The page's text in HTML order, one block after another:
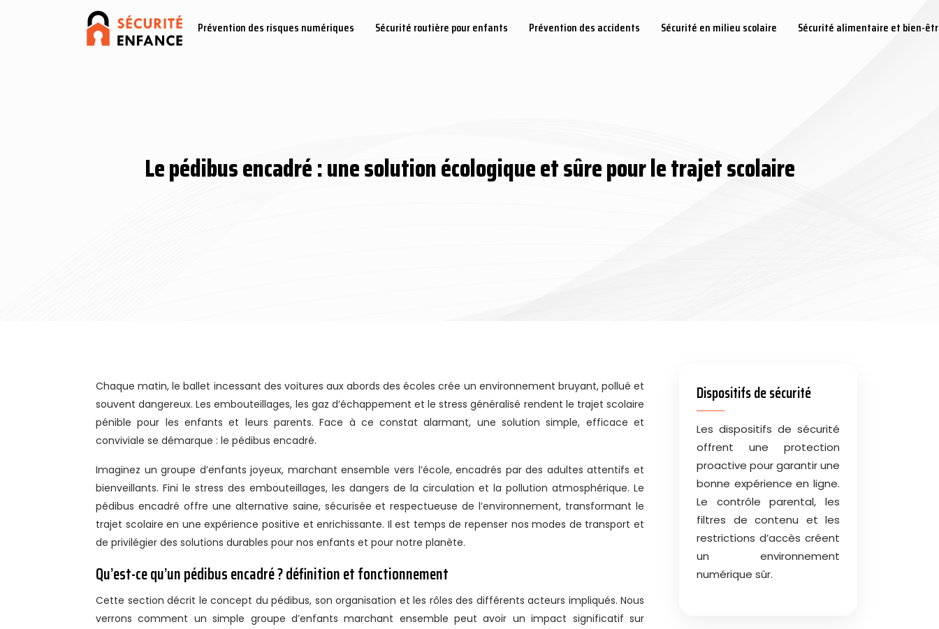
Prévention des risques numériques Sécurité routière pour enfants Prévention des accidents Sécurité en milieu scolaire Sécurité alimentaire et bien-
Le pédibus encadré : une solution écologique et sûre pour le trajet scolaire
Chaque matin, le ballet incessant des voitures aux abords des écoles crée un environnement bruyant, pollué et
souvent dangereux. Les embouteillages, les gaz d’échappement et le stress généralisé rendent le trajet scolaire
pénible pour les enfants et leurs parents. Face à ce constat alarmant, une solution simple, efficace et
conviviale se démarque : le pédibus encadré.
Imaginez un groupe d’enfants joyeux, marchant ensemble vers l’école, encadrés par des adultes attentifs et
bienveillants. Fini le stress des embouteillages, les dangers de la circulation et la pollution atmosphérique. Le
pédibus encadré offre une alternative saine, sécurisée et respectueuse de l’environnement, transformant le
trajet scolaire en une expérience positive et enrichissante. Il est temps de repenser nos modes de transport et
de privilégier des solutions durables pour nos enfants et pour notre planète.
Qu’est-ce qu’un pédibus encadré ? définition et fonctionnement
Cette section décrit le concept du pédibus, son organisation et les rôles des différents acteurs impliqués. Nous
verrons comment un simple groupe d’enfants marchant ensemble peut avoir un impact significatif sur
Dispositifs de sécurité
Les dispositifs de sécurité
offrent une protection
proactive pour garantir une
bonne expérience en ligne.
Le contrôle parental, les
filtres de contenu et les
restrictions d’accès créent
un environnement
numérique sûr.